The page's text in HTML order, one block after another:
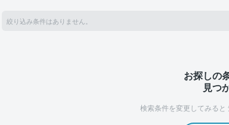
絞り込み条件はありません。
お探しの
見つ
検索条件を変更してみると